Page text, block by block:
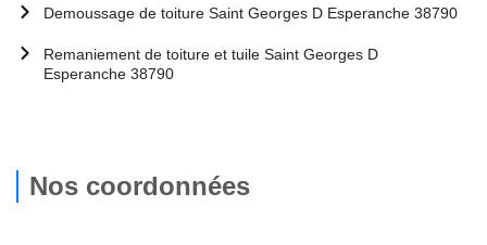
Demoussage de toiture Saint Georges D Esperanche 38790
Remaniement de toiture et tuile Saint Georges D
Esperanche 38790
Nos coordonnées